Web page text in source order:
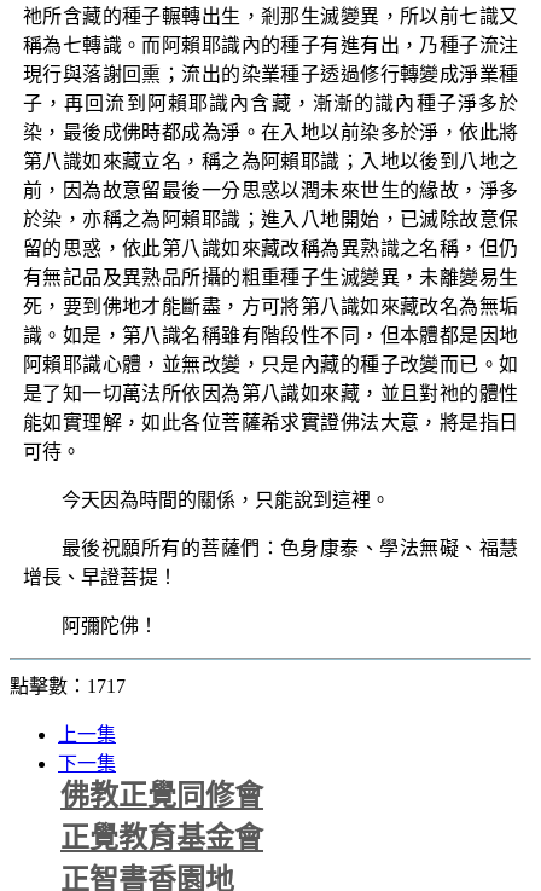
祂所含藏的種子輾轉出生，剎那生滅變異，所以前七識又
稱為七轉識。而阿賴耶識內的種子有進有出，乃種子流注
現行與落謝回熏；流出的染業種子透過修行轉變成淨業種
子，再回流到阿賴耶識內含藏，漸漸的識內種子淨多於
染，最後成佛時都成為淨。在入地以前染多於淨，依此將
第八識如來藏立名，稱之為阿賴耶識；入地以後到八地之
前，因為故意留最後一分思惑以潤未來世生的緣故，淨多
於染，亦稱之為阿賴耶識；進入八地開始，已滅除故意保
留的思惑，依此第八識如來藏改稱為異熟識之名稱，但仍
有無記品及異熟品所攝的粗重種子生滅變異，未離變易生
死，要到佛地才能斷盡，方可將第八識如來藏改名為無垢
識。如是，第八識名稱雖有階段性不同，但本體都是因地
阿賴耶識心體，並無改變，只是內藏的種子改變而已。如
是了知一切萬法所依因為第八識如來藏，並且對祂的體性
能如實理解，如此各位菩薩希求實證佛法大意，將是指日
可待。
今天因為時間的關係，只能說到這裡。
最後祝願所有的菩薩們：色身康泰、學法無礙、福慧
增長、早證菩提！
阿彌陀佛！
點擊數：1717
上一集
下一集
佛教正覺同修會
正覺教育基金會
正智書香園地